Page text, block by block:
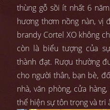
thùng gỗ sồi ít nhất 6
hương thơm nồng nàn, vị
brandy Cortel XO không
còn là biểu tượng của
thành đạt. Rượu thường
cho người thân, bạn bè,
nhà, văn phòng, cửa
thể hiện sự tôn trọng và tri